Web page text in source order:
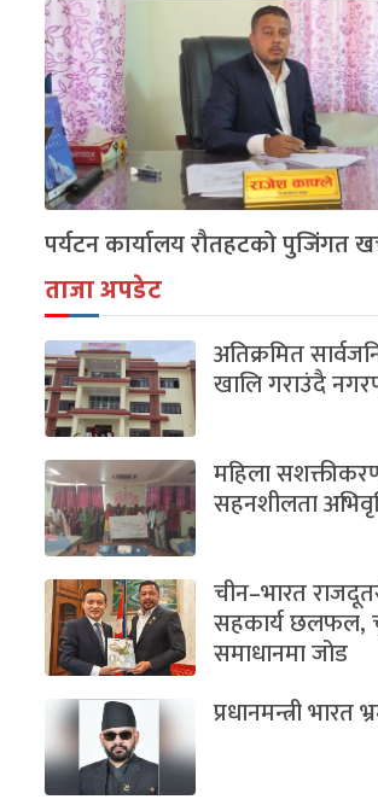
पर्यटन कार्यालय रौतहटको पुजिंगत
ताजा अपडेट
अतिक्रमित
खालि गराउंदै
महिला
सहनशीलता
चीन–भारत
सहकार्य छलफल,
समाधानमा जोड
प्रधानमन्त्री भारत